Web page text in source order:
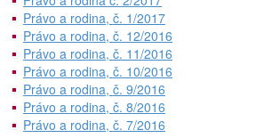
Právo a rodina, č. 1/2017
Právo a rodina, č. 12/2016
Právo a rodina, č. 11/2016
Právo a rodina, č. 10/2016
Právo a rodina, č. 9/2016
Právo a rodina, č. 8/2016
Právo a rodina, č. 7/2016